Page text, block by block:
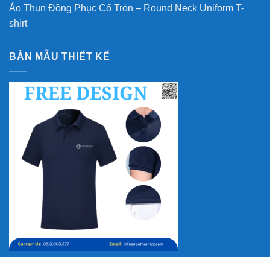
Áo Thun Đồng Phục Cổ Tròn – Round Neck Uniform T-
shirt
BẢN MẪU THIẾT KẾ